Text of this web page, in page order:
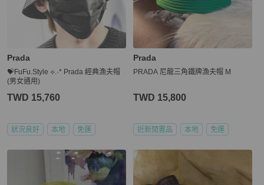
Prada
💝FuFu.Style ⟡.·* Prada 經典漁夫帽
(男女通用)
TWD 15,760
狀況良好 本地 免運
Prada
PRADA 尼龍三角鐵牌漁夫帽 M
TWD 15,800
近新閒置品 本地 免運